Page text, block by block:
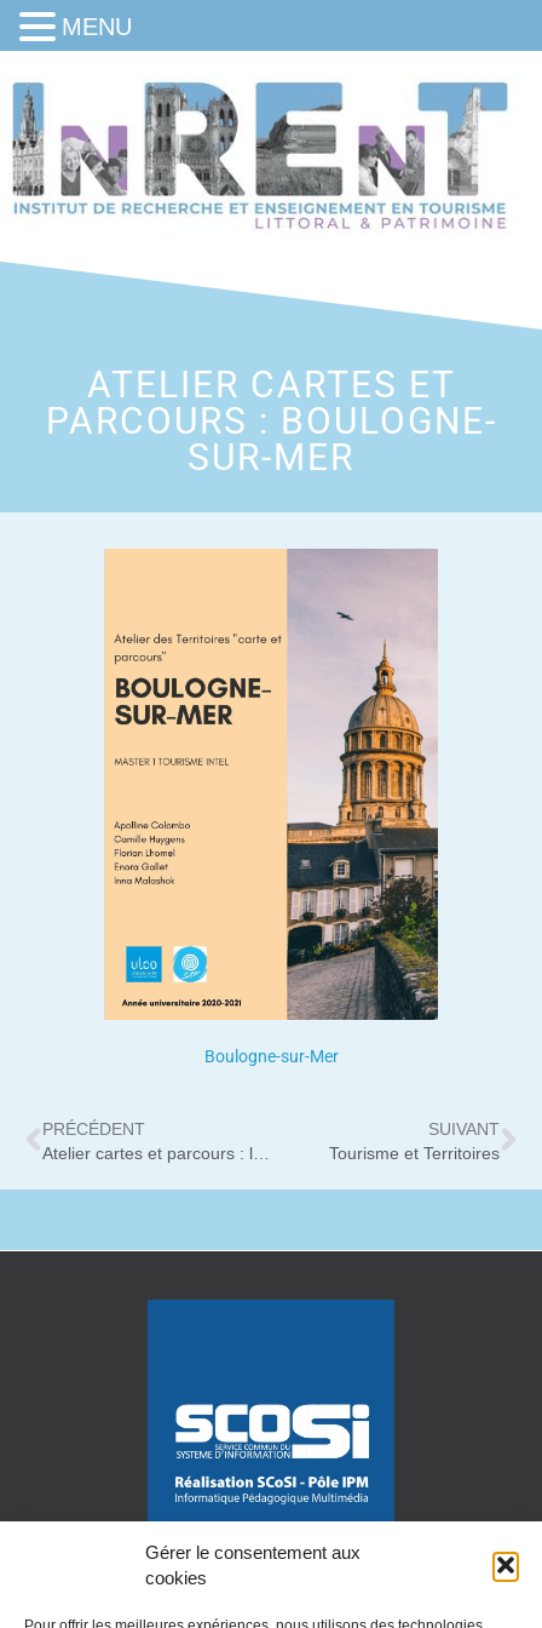
Gérer le consentement aux
cookies
ATELIER CARTES ET
PARCOURS : BOULOGNE-
SUR-MER
Boulogne-sur-Mer
PRÉCÉDENT
Atelier cartes et parcours : la terre des 2 caps
SUIVANT
Tourisme et Territoires
MENU